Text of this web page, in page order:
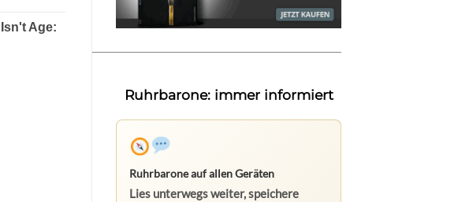
Ruhrbarone: immer informiert
Ruhrbarone auf allen Geräten
Lies unterwegs weiter, speichere